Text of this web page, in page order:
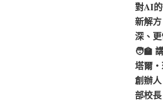
對AI
新解
深、更
🧑‍🏫
塔爾
創辦
部校